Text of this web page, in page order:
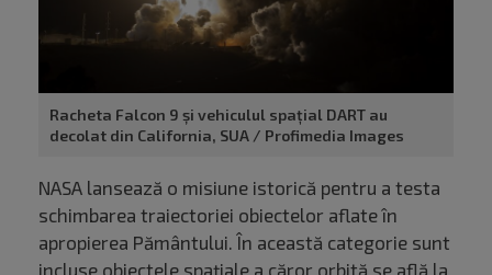
Racheta Falcon 9 și vehiculul spațial DART au
decolat din California, SUA / Profimedia Images
NASA lansează o misiune istorică pentru a testa
schimbarea traiectoriei obiectelor aflate în
apropierea Pământului. În această categorie sunt
incluse obiectele spațiale a căror orbită se află la